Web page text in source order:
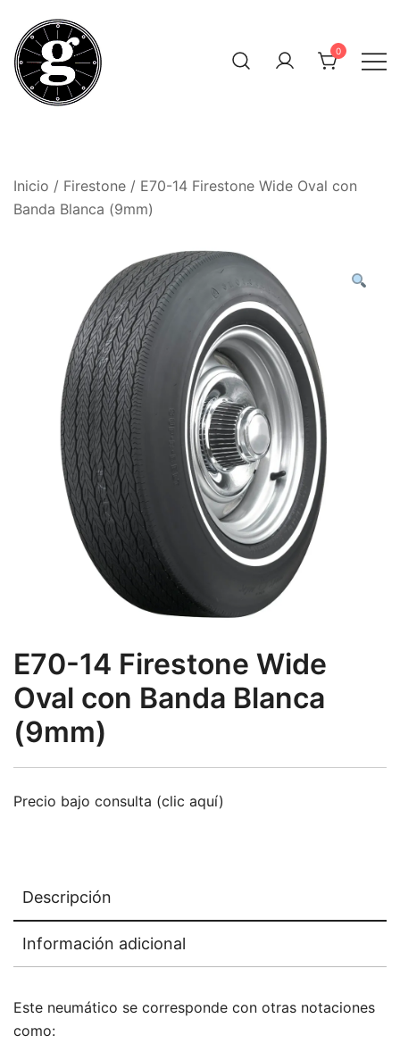
contenido
0
Inicio / Firestone / E70-14 Firestone Wide Oval con
Banda Blanca (9mm)
E70-14 Firestone Wide
Oval con Banda Blanca
(9mm)
Precio bajo consulta (clic aquí)
Descripción
Información adicional
Este neumático se corresponde con otras notaciones
como: